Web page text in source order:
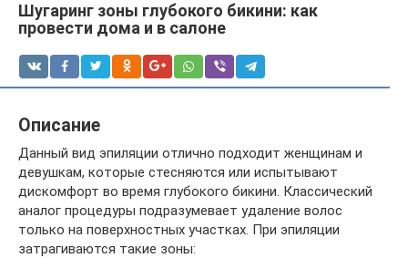
Шугаринг зоны глубокого бикини: как
провести дома и в салоне
Описание
Данный вид эпиляции отлично подходит женщинам и
девушкам, которые стесняются или испытывают
дискомфорт во время глубокого бикини. Классический
аналог процедуры подразумевает удаление волос
только на поверхностных участках. При эпиляции
затрагиваются такие зоны: